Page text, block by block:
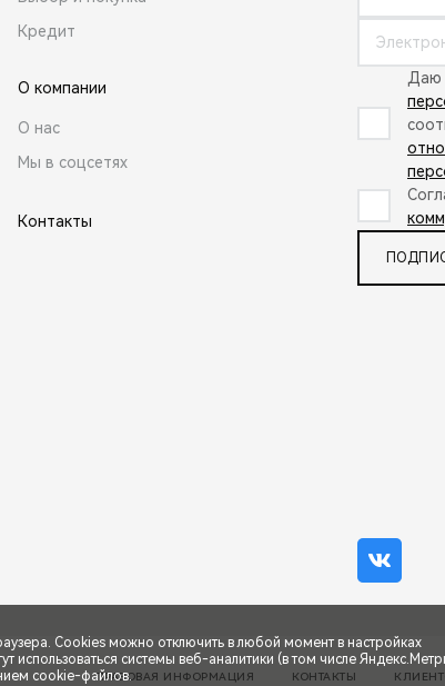
Кредит
О компании
О нас
Мы в соцсетях
Контакты
Даю
ПРАВОВАЯ ИНФОРМАЦИЯ КОНТАКТЫ
Cookies можно отключить в любой момент в настройках
системы веб-аналитики (в том числе
cookie-файлов.